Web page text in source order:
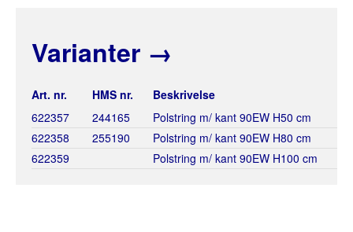
Varianter →
Art. nr. HMS nr.
Beskrivelse
622357
244165
Polstring m/ kant 90EW H50 cm
622358
255190
Polstring m/ kant 90EW H80 cm
622359
Polstring m/ kant 90EW H100 cm